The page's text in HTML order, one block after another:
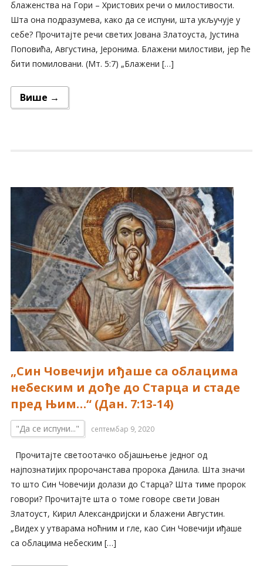
блаженства на Гори – Христових речи о милостивости.
Шта она подразумева, како да се испуни, шта укључује у
себе? Прочитајте речи светих Јована Златоуста, Јустина
Поповића, Августина, Јеронима. Блажени милостиви, јер ће
бити помиловани. (Мт. 5:7) „Блажени […]
Више →
„Син Човечији иђаше са облацима
небеским и дође до Старца и стаде
пред Њим…“ (Дан. 7:13-14)
"Да се испуни..." септембар 9, 2020
Прочитајте светоотачко објашњење једног од
најпознатијих пророчанстава пророка Данила. Шта значи
то што Син Човечији долази до Старца? Шта тиме пророк
говори? Прочитајте шта о томе говоре свети Јован
Златоуст, Кирил Александријски и блажени Августин.
„Видех у утварама ноћним и гле, као Син Човечији иђаше
са облацима небеским […]